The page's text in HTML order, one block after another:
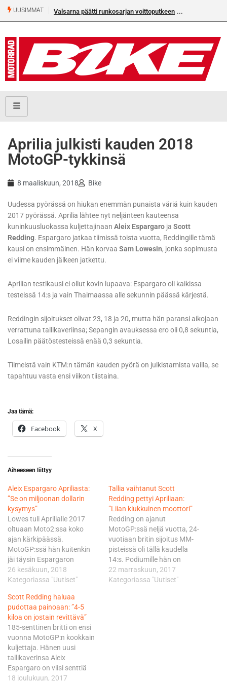
UUSIMMAT Valsarna päätti runkosarjan voittoputkeen
Aprilia julkisti kauden 2018
MotoGP-tykkinsä
8 maaliskuun, 2018 Bike
Uudessa pyörässä on hiukan enemmän punaista väriä kuin kauden
2017 pyörässä. Aprilia lähtee nyt neljänteen kauteensa
kuninkuusluokassa kuljettajinaan Aleix Espargaro ja Scott
Redding. Espargaro jatkaa tiimissä toista vuotta, Reddingille tämä
kausi on ensimmäinen. Hän korvaa Sam Lowesin, jonka sopimusta
ei viime kauden jälkeen jatkettu.
Aprilian testikausi ei ollut kovin lupaava: Espargaro oli kaikissa
testeissä 14:s ja vain Thaimaassa alle sekunnin päässä kärjestä.
Reddingin sijoitukset olivat 23, 18 ja 20, mutta hän paransi aikojaan
verrattuna tallikaveriinsa; Sepangin avauksessa ero oli 0,8 sekuntia,
Losailin päätöstesteissä enää 0,3 sekuntia.
Tiimeistä vain KTM:n tämän kauden pyörä on julkistamista vailla, se
tapahtuu vasta ensi viikon tiistaina.
Jaa tämä:
Facebook X
Aiheeseen liittyy
Aleix Espargaro Apriliasta:
”Se on miljoonan dollarin
kysymys”
Lowes tuli Aprilialle 2017
oltuaan Moto2:ssa koko
ajan kärkipäässä.
MotoGP:ssä hän kuitenkin
jäi täysin Espargaron
jalkoihin; sillä kaudella
Espargaro pesi MM-pisteissä
ajoissa 15-1. Lowes saikin
lähteä ja tilalle tuli kokenut
Scott Redding. Hän on
hävinnyt tallikaverilleen
kauden kaikki seitsemän
aika-ajoa, MM-pisteissä eroa
ei sen sijaan ole kuin…
26 kesäkuun, 2018
Kategoriassa "Uutiset"
Tallia vaihtanut Scott
Redding pettyi Apriliaan:
”Liian kiukkuinen moottori”
Redding on ajanut
MotoGP:ssä neljä vuotta, 24-
vuotiaan britin sijoitus MM-
pisteissä oli tällä kaudella
14:s. Podiumille hän on
ajanut urallaan kahdesti,
2015 Hondalla ja viime
22 marraskuun, 2017
Kategoriassa "Uutiset"
Scott Redding haluaa
pudottaa painoaan: ”4-5
kiloa on jostain revittävä”
185-senttinen britti on ensi
vuonna MotoGP:n kookkain
kuljettaja. Hänen uusi
tallikaverinsa Aleix
Espargaro on viisi senttiä
lyhyempi, mutta painaa 13
18 joulukuun, 2017